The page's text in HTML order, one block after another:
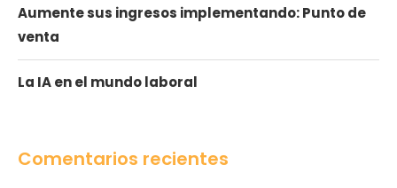
Aumente sus ingresos implementando: Punto de
venta
La IA en el mundo laboral
Comentarios recientes